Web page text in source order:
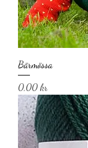
Bärmössa
Pris
0,00 kr